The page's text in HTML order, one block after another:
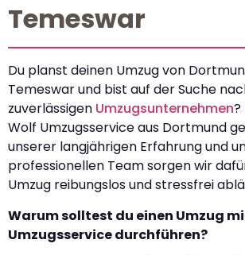
Temeswar
Du planst deinen Umzug von
Temeswar und bist auf der Suche
zuverlässigen Umzugsunternehmen?
Wolf Umzugsservice aus Dortmund
unserer langjährigen Erfahrung und
professionellen Team sorgen wir
Umzug reibungslos und stressfrei
Warum solltest du einen Umzug
Umzugsservice durchführen?